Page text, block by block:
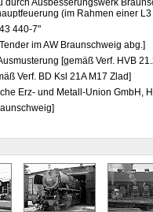
durch Ausbesserungswerk
(im Rahmen einer
440-7"
im AW Braunschweig abg.]
[gemäß Verf. HVB
Verf. BD Ksl 21A M17 Zlad]
Erz- und Metall-Union GmbH,